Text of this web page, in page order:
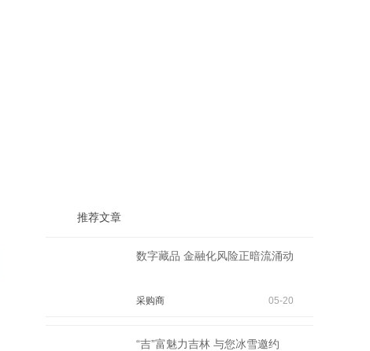
推荐文章
数字藏品 金融化风险正暗流涌动
采购商 05-20
“吉”富魅力吉林 与您冰雪邀约